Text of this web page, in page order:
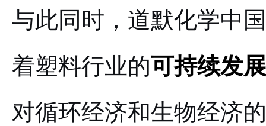
与此同时，道默化学中
着塑料行业的可持续发
对循环经济和生物经济